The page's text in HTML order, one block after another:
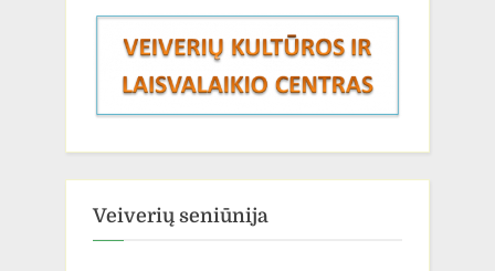
Veiverių seniūnija